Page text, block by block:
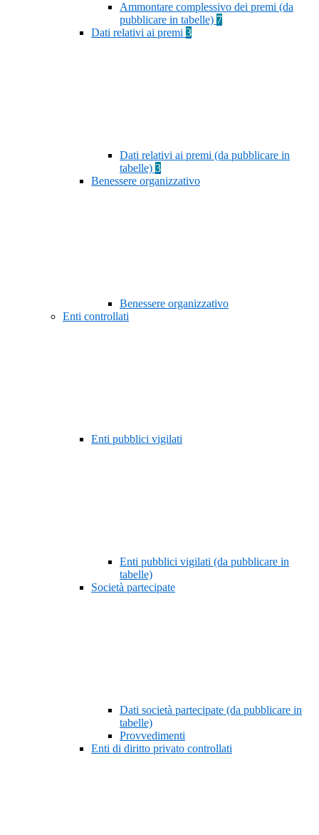
Ammontare complessivo dei premi (da
pubblicare in tabelle) 7
Dati relativi ai premi 3
Dati relativi ai premi (da pubblicare in
tabelle) 3
Benessere organizzativo
Benessere organizzativo
Enti controllati
Enti pubblici vigilati
Enti pubblici vigilati (da pubblicare in
tabelle)
Società partecipate
Dati società partecipate (da pubblicare in
tabelle)
Provvedimenti
Enti di diritto privato controllati